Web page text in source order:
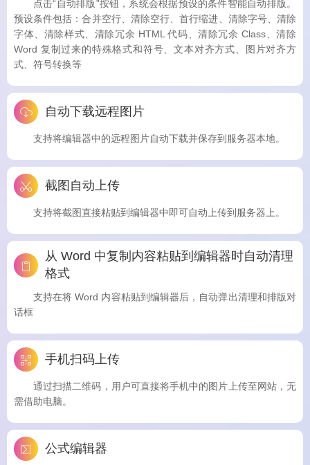
点击“自动排版”按钮，系统会根据预设的条件智能自动排版。
预设条件包括：合并空行、清除空行、首行缩进、清除字号、清除
字体、清除样式、清除冗余 HTML 代码、清除冗余 Class、清除
Word 复制过来的特殊格式和符号、文本对齐方式、图片对齐方
式、符号转换等
自动下载远程图片
支持将编辑器中的远程图片自动下载并保存到服务器本地。
截图自动上传
支持将截图直接粘贴到编辑器中即可自动上传到服务器上。
从 Word 中复制内容粘贴到编辑器时自动清理
格式
支持在将 Word 内容粘贴到编辑器后，自动弹出清理和排版对
话框
手机扫码上传
通过扫描二维码，用户可直接将手机中的图片上传至网站，无
需借助电脑。
公式编辑器